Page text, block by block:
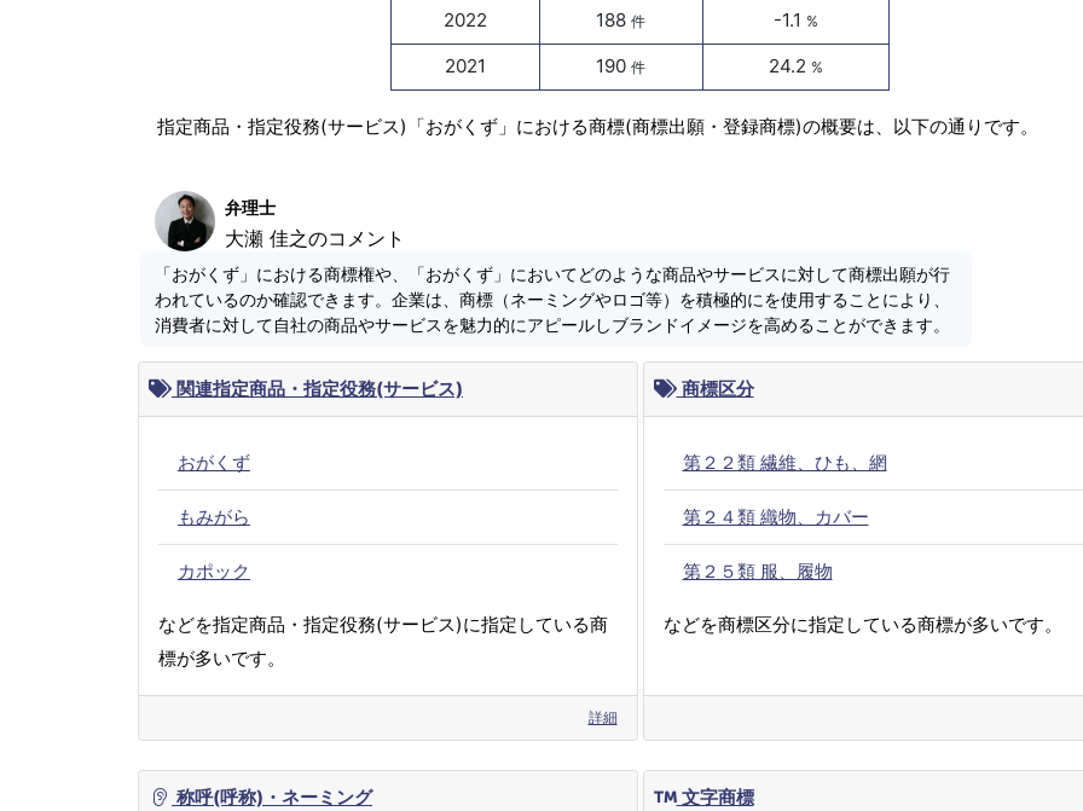
2022 188件 -1.1 %
2021 190件 24.2 %
指定商品・指定役務(サービス)「おがくず」における商標(商標出願・登録商標)の概要は、以下の通りです。
弁理士
大瀬 佳之のコメント
「おがくず」における商標権や、「おがくず」においてどのような商品やサービスに対して商標出願が行
われているのか確認できます。企業は、商標（ネーミングやロゴ等）を積極的にを使用することにより、
消費者に対して自社の商品やサービスを魅力的にアピールしブランドイメージを高めることができます。
関連指定商品・指定役務(サービス)
おがくず
もみがら
カポック
などを指定商品・指定役務(サービス)に指定している商
標が多いです。
詳細
商標区分
第２２類 繊維、ひも、網
第２４類 織物、カバー
第２５類 服、履物
などを商標区分に指定している商標が多いです。
称呼(呼称)・ネーミング 文字商標